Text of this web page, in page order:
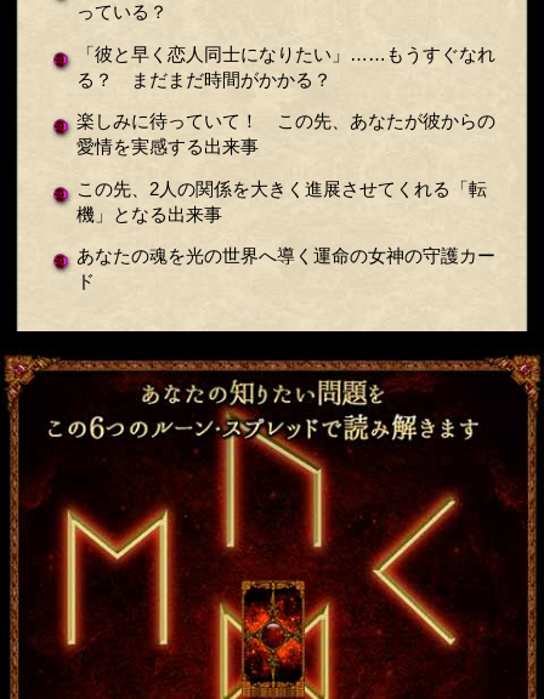
っている？
「彼と早く恋人同士になりたい」……もうすぐなれ
る？ まだまだ時間がかかる？
楽しみに待っていて！ この先、あなたが彼からの
愛情を実感する出来事
この先、2人の関係を大きく進展させてくれる「転
機」となる出来事
あなたの魂を光の世界へ導く運命の女神の守護カー
ド